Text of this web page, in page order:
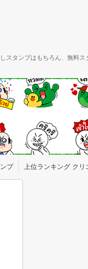
スタンプはもちろん、無料
プ 上位ランキング クリ